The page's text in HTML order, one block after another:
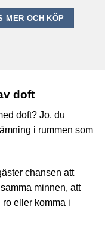
MER OCH KÖP
doft
doft? Jo, du
i rummen som
chansen att
minnen, att
eller komma i